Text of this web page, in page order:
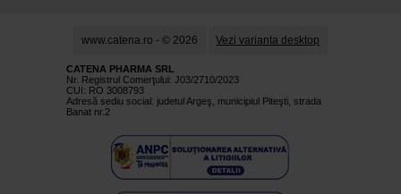
www.catena.ro - © 2026 Vezi varianta desktop
CATENA PHARMA SRL
Nr. Registrul Comerţului: J03/2710/2023
CUI: RO 3008793
Adresă sediu social: judetul Argeş, municipiul Piteşti, strada
Banat nr.2